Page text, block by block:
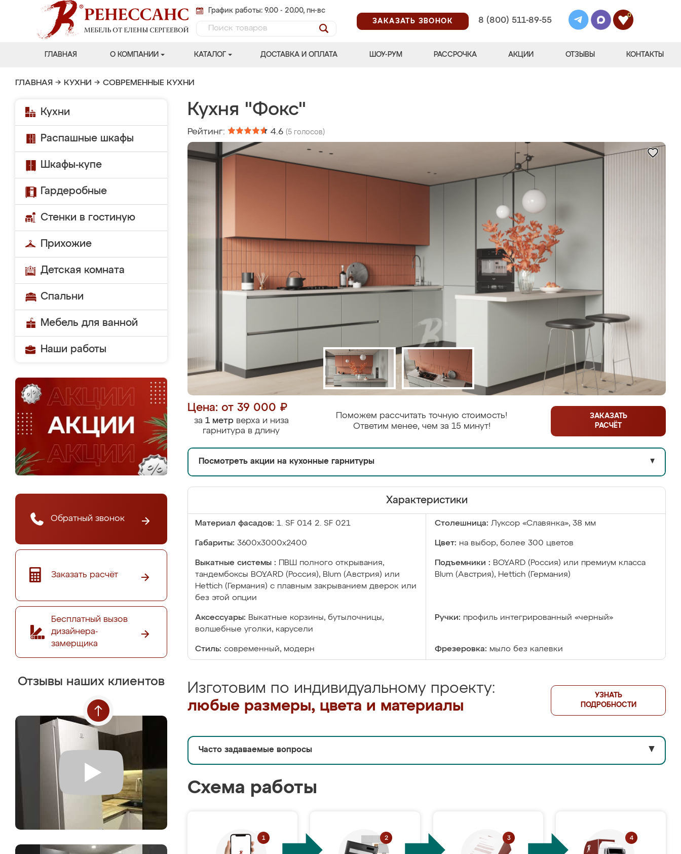
График работы: 9.00 - 20.00, пн-вс
ЗАКАЗАТЬ ЗВОНОК
8 (800) 511-89-55
0
ГЛАВНАЯ О КОМПАНИИ КАТАЛОГ ДОСТАВКА И ОПЛАТА ШОУ-РУМ РАССРОЧКА АКЦИИ ОТЗЫВЫ КОНТАКТЫ
ГЛАВНАЯ → КУХНИ → СОВРЕМЕННЫЕ КУХНИ
Кухни
Распашные шкафы
Шкафы-купе
Гардеробные
Стенки в гостиную
Прихожие
Детская комната
Спальни
Мебель для ванной
Наши работы
Обратный звонок
Заказать расчёт
Бесплатный вызов
дизайнера-
замерщика
Отзывы наших клиентов
Кухня "Фокс"
Рейтинг: 4.6 (5 голосов)
Цена: от 39 000 ₽
за 1 метрверха и низа
гарнитура в длину
Поможем рассчитать точную стоимость!
Ответим менее, чем за 15 минут!
ЗАКАЗАТЬ
РАСЧЁТ
Посмотреть акции на кухонные гарнитуры ▼
Характеристики
Материал фасадов: 1. SF 014 2. SF 021 Столешница: Луксор «Славянка», 38 мм
Габариты: 3600х3000х2400 Цвет: на выбор, более 300 цветов
Выкатные системы :
ПВШ полного открывания,
тандембоксы BOYARD (Россия), Blum (Австрия) или
Hettich (Германия) с плавным закрыванием дверок или
без этой опции
Подъемники : BOYARD (Россия) или премиум класса
Blum (Австрия), Hettich (Германия)
Аксессуары: Выкатные корзины, бутылочницы,
волшебные уголки, карусели
Ручки: профиль интегрированный «черный»
Стиль: современный, модерн Фрезеровка: мыло без калевки
Изготовим по индивидуальному проекту:
любые размеры, цвета и материалы
УЗНАТЬ
ПОДРОБНОСТИ
Часто задаваемые вопросы ▼
Схема работы